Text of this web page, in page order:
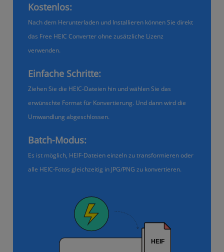
Kostenlos:
Nach dem Herunterladen und Installieren können Sie direkt
das Free HEIC Converter ohne zusätzliche Lizenz
verwenden.
Einfache Schritte:
Ziehen Sie die HEIC-Dateien hin und wählen Sie das
erwünschte Format für Konvertierung. Und dann wird die
Umwandlung abgeschlossen.
Batch-Modus:
Es ist möglich, HEIF-Dateien einzeln zu transformieren oder
alle HEIC-Fotos gleichzeitig in JPG/PNG zu konvertieren.